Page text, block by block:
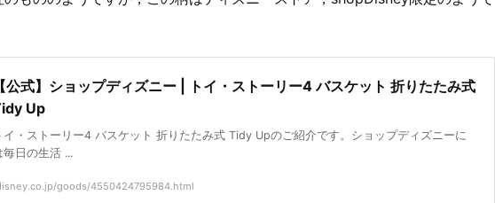
【公式】ショップディズニー | トイ・ストーリー4 バスケット 折りたたみ式
Up
イ・ストーリー4 バスケット 折りたたみ式 Tidy Upのご紹介です。ショップディズニーに
毎日の生活 ...
goods/4550424795984.html